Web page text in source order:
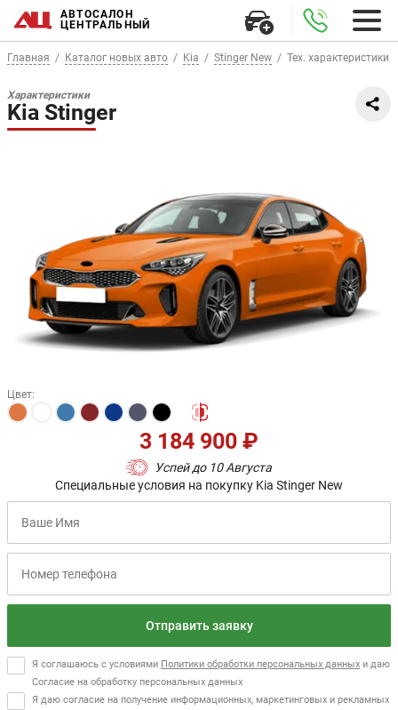
АВТОСАЛОН
ЦЕНТРАЛЬНЫЙ
Главная Каталог новых авто Kia Stinger New Тех. характеристики
Характеристики
Kia Stinger
Цвет:
Успей до 10 Августа
3 184 900 ₽
Специальные условия на покупку Kia Stinger New
Отправить заявку
Я соглашаюсь с условиями Политики обработки персональных данных и даю
Согласие на обработку персональных данных
Я даю согласие на получение информационных, маркетинговых и рекламных